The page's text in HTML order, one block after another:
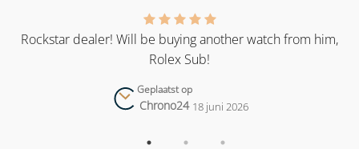
Rockstar dealer! Will be buying another watch from him,
Rolex Sub!
Geplaatst op
Chrono24 18 juni 2026